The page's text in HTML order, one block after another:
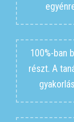
100%-ban
részt. A